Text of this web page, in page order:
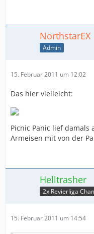
NorthstarEX
Admin
15. Februar 2011 um 12:02
Das hier vielleicht:
Picnic Panic lief
Armeisen mit von der
Helltrasher
2x Revierliga
15. Februar 2011 um 14:54